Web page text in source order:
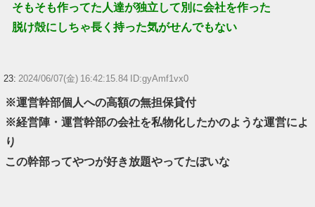
そもそも作ってた人達が独立して別に会社を作った
脱け殻にしちゃ長く持った気がせんでもない
23: 2024/06/07(金) 16:42:15.84 ID:gyAmf1vx0
※運営幹部個人への高額の無担保貸付
※経営陣・運営幹部の会社を私物化したかのような運営によ
り
この幹部ってやつが好き放題やってたぽいな